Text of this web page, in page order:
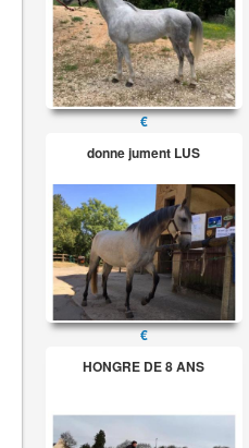
€
donne jument LUS
€
HONGRE DE 8 ANS